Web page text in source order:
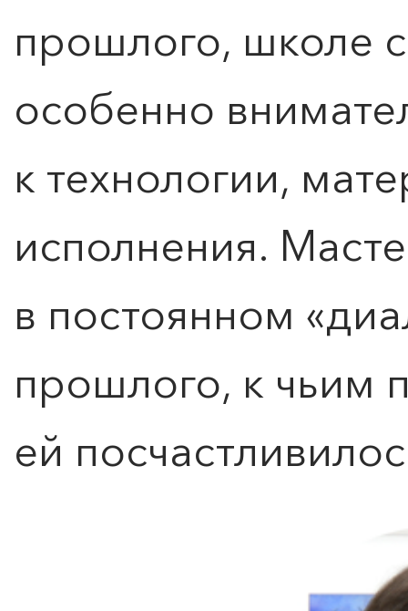
прошлого, школе
особенно
к технологии,
исполнения.
в постоянном
прошлого, к чьим
ей
0">